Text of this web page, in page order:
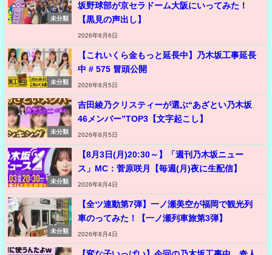
未分類
坂野球部が京セラドーム大阪にいってみた！
【黒見の声出し】
2026年8月6日
未分類
【これいくら金もっと延長中】乃木坂工事延長
中 # 575 冒頭公開
2026年8月5日
未分類
吉田綾乃クリスティーが選ぶ“あざとい乃木坂
46メンバー”TOP3【文字起こし】
2026年8月5日
未分類
【8月3日(月)20:30～】「週刊乃木坂ニュー
ス」MC：菅原咲月【毎週(月)夜に生配信】
2026年8月4日
未分類
【全ツ連動第7弾】一ノ瀬美空が福岡で観光列
車のってみた！【一ノ瀬列車旅第3弾】
2026年8月4日